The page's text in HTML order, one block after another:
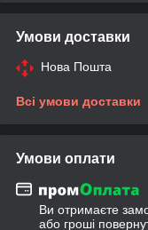
Умови доставки
Нова Пошта
Всі умови доставки
Умови оплати
Ви отримаєте
або гроші